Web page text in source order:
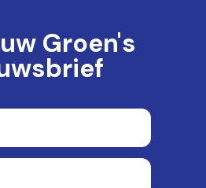
Groen's